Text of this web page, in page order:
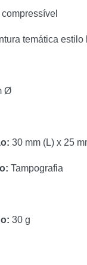
temática
Ø
30 mm (L) x 25
Tampografia
30 g